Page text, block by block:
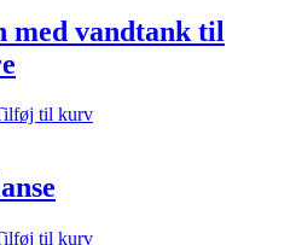
med vandtank til
til kurv
til kurv